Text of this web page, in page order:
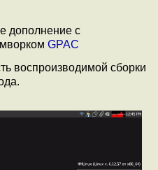
дополнение с
GPAC
воспроизводимой сборки